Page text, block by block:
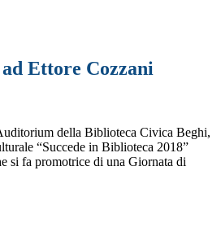
Ettore Cozzani
della Biblioteca Civica Beghi,
“Succede in Biblioteca 2018”
si fa promotrice di una Giornata di